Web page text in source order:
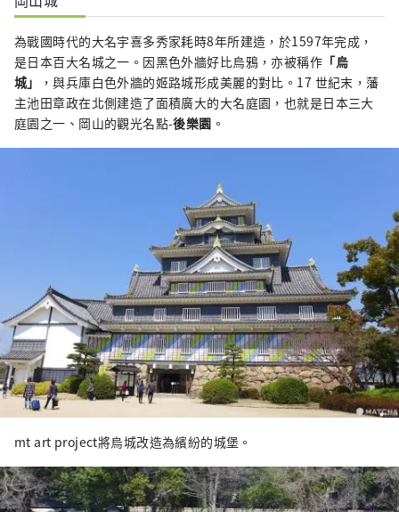
為戰國時代的大名宇喜多秀家耗時8年所建造，於1597年完成，
是日本百大名城之一。因黑色外牆好比烏鴉，亦被稱作 「烏
城」
，與兵庫白色外牆的姬路城形成美麗的對比。17 世紀末，藩
主池田章政在北側建造了面積廣大的大名庭園，也就是日本三大
庭園之一、岡山的觀光名點-後樂園 。
mt art project將烏城改造為繽紛的城堡。